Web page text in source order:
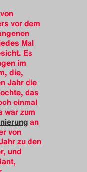
vor dem
Mal
Es
im
die,
Jahr die
das
einmal
war zum
an
von
zu den
und